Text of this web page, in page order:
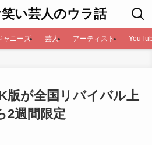
い芸人のウラ話
ャニーズ 芸人 アーティスト
版が全国リバイバル上
2週間限定